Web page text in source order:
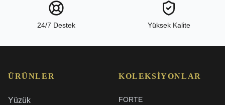
24/7 Destek Yüksek Kalite
ÜRÜNLER
Yüzük
KOLEKSIYONLAR
FORTE